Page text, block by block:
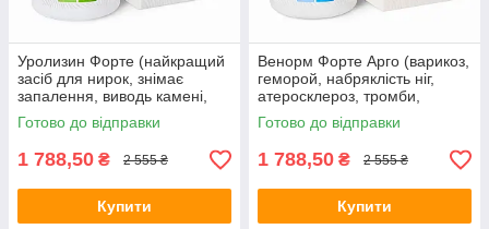
Уролизин Форте (найкращий
засіб для нирок, знімає
запалення, виводь камені,
пісок, жовчогінний)
Готово до відправки
1 788,50 ₴ 2 555 ₴
Купити
Венорм Форте Арго (варикоз,
геморой, набряклість ніг,
атеросклероз, тромби,
гіпотиреоз, гіпертонія, тиск)
Готово до відправки
1 788,50 ₴ 2 555 ₴
Купити